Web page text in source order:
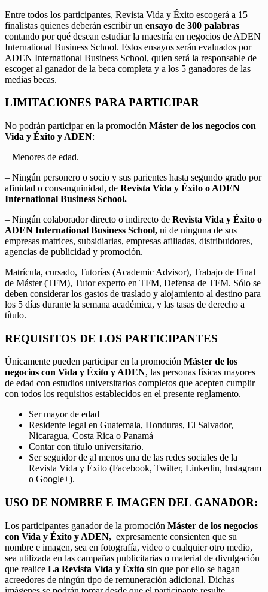
Entre todos los participantes, Revista Vida y Éxito escogerá a 15
finalistas quienes deberán escribir un ensayo de 300 palabras
contando por qué desean estudiar la maestría en negocios de ADEN
International Business School. Estos ensayos serán evaluados por
ADEN International Business School, quien será la responsable de
escoger al ganador de la beca completa y a los 5 ganadores de las
medias becas.
LIMITACIONES PARA PARTICIPAR
No podrán participar en la promoción Máster de los negocios con
Vida y Éxito y ADEN:
– Menores de edad.
– Ningún personero o socio y sus parientes hasta segundo grado por
afinidad o consanguinidad, de Revista Vida y Éxito o ADEN
International Business School.
– Ningún colaborador directo o indirecto de Revista Vida y Éxito o
ADEN International Business School, ni de ninguna de sus
empresas matrices, subsidiarias, empresas afiliadas, distribuidores,
agencias de publicidad y promoción.
Matrícula, cursado, Tutorías (Academic Advisor), Trabajo de Final
de Máster (TFM), Tutor experto en TFM, Defensa de TFM. Sólo se
deben considerar los gastos de traslado y alojamiento al destino para
los 5 días durante la semana académica, y las tasas de derecho a
título.
REQUISITOS DE LOS PARTICIPANTES
Únicamente pueden participar en la promoción Máster de los
negocios con Vida y Éxito y ADEN, las personas físicas mayores
de edad con estudios universitarios completos que acepten cumplir
con todos los requisitos establecidos en el presente reglamento.
Ser mayor de edad
Residente legal en Guatemala, Honduras, El Salvador,
Nicaragua, Costa Rica o Panamá
Contar con título universitario.
Ser seguidor de al menos una de las redes sociales de la
Revista Vida y Éxito (Facebook, Twitter, Linkedin, Instagram
o Google+).
USO DE NOMBRE E IMAGEN DEL GANADOR:
Los participantes ganador de la promoción Máster de los negocios
con Vida y Éxito y ADEN, expresamente consienten que su
nombre e imagen, sea en fotografía, video o cualquier otro medio,
sea utilizada en las campañas publicitarias o material de divulgación
que realice La Revista Vida y Éxito sin que por ello se hagan
acreedores de ningún tipo de remuneración adicional. Dichas